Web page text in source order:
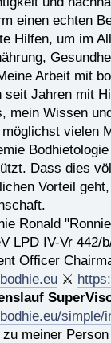
einen echten
Hilfen, um im
Arbeit mit
seit Jahren mit
mein Wissen
vielen
Dass dies
Vorteil
Ronald
LPD IV-Vr
Officer
⚔
simple/
meiner